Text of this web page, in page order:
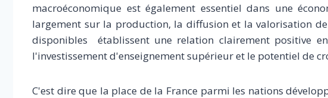
macroéconomique est également essentiel dans une
largement sur la production, la diffusion et la valorisation de
disponibles établissent une relation clairement positive
l'investissement d'enseignement supérieur et le potentiel de
C'est dire que la place de la France parmi les nations